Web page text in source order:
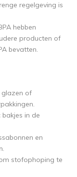
regelgeving is
hebben
producten of
bevatten.
glazen of
in de
en
stofophoping te